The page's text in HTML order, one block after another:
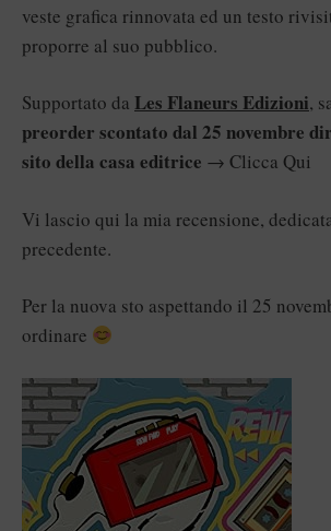
veste grafica rinnovata ed un testo
proporre al suo pubblico.
Supportato da Les Flaneurs Edizioni,
preorder scontato dal 25 novembre
sito della casa editrice → Clicca Qui
Vi lascio qui la mia recensione,
precedente.
Per la nuova sto aspettando il 25
ordinare